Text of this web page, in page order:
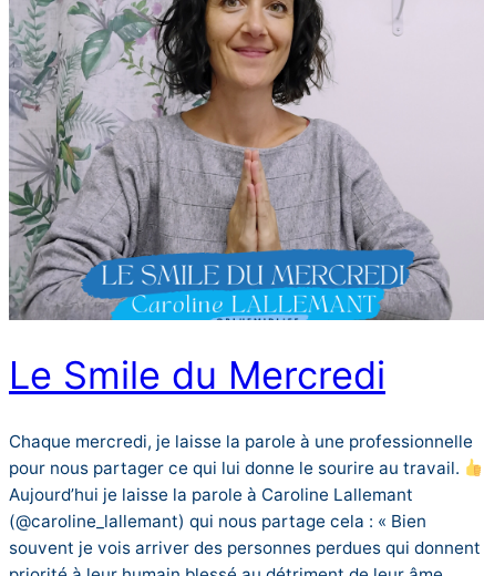
Le Smile du Mercredi
Chaque mercredi, je laisse la parole à une professionnelle
pour nous partager ce qui lui donne le sourire au travail.
Aujourd’hui je laisse la parole à Caroline Lallemant
(@caroline_lallemant) qui nous partage cela : « Bien
souvent je vois arriver des personnes perdues qui donnent